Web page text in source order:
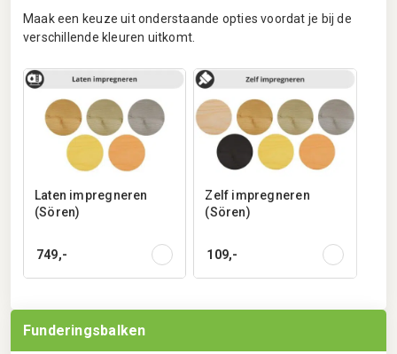
Maak een keuze uit onderstaande opties voordat je bij de
verschillende kleuren uitkomt.
Laten impregneren
(Sören)
749,-
Zelf impregneren
(Sören)
109,-
Funderingsbalken